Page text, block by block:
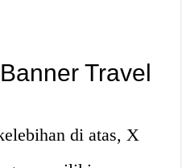
Travel
di atas, X